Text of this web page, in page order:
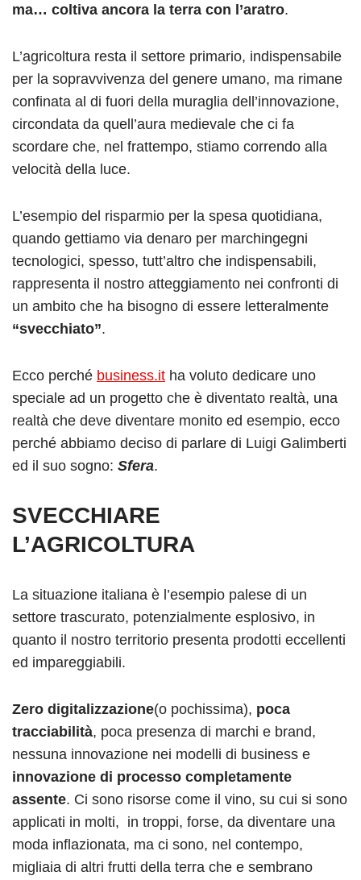
ma… coltiva ancora la terra con l’aratro.
L’agricoltura resta il settore primario, indispensabile
per la sopravvivenza del genere umano, ma rimane
confinata al di fuori della muraglia dell’innovazione,
circondata da quell’aura medievale che ci fa
scordare che, nel frattempo, stiamo correndo alla
velocità della luce.
L’esempio del risparmio per la spesa quotidiana,
quando gettiamo via denaro per marchingegni
tecnologici, spesso, tutt’altro che indispensabili,
rappresenta il nostro atteggiamento nei confronti di
un ambito che ha bisogno di essere letteralmente
“svecchiato”.
Ecco perché business.it ha voluto dedicare uno
speciale ad un progetto che è diventato realtà, una
realtà che deve diventare monito ed esempio, ecco
perché abbiamo deciso di parlare di Luigi Galimberti
ed il suo sogno: Sfera.
SVECCHIARE
L’AGRICOLTURA
La situazione italiana è l’esempio palese di un
settore trascurato, potenzialmente esplosivo, in
quanto il nostro territorio presenta prodotti eccellenti
ed impareggiabili.
Zero digitalizzazione(o pochissima), poca
tracciabilità, poca presenza di marchi e brand,
nessuna innovazione nei modelli di business e
innovazione di processo completamente
assente. Ci sono risorse come il vino, su cui si sono
applicati in molti, in troppi, forse, da diventare una
moda inflazionata, ma ci sono, nel contempo,
migliaia di altri frutti della terra che e sembrano